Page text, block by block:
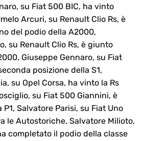
su Fiat 500 BIC, ha vinto
Arcuri, su Renault Clio Rs, è
del podio della A2000,
su Renault Clio Rs, è giunto
Giuseppe Gennaro, su Fiat
posizione della S1,
su Opel Corsa, ha vinto la Rs
su Fiat 500 Giannini, è
Salvatore Parisi, su Fiat Uno
le Autostoriche, Salvatore Milioto,
completato il podio della classe